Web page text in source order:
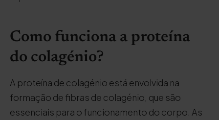
Como funciona a proteína
do colagénio?
A proteína de colagénio está envolvida na
formação de fibras de colagénio, que são
essenciais para o funcionamento do corpo. As